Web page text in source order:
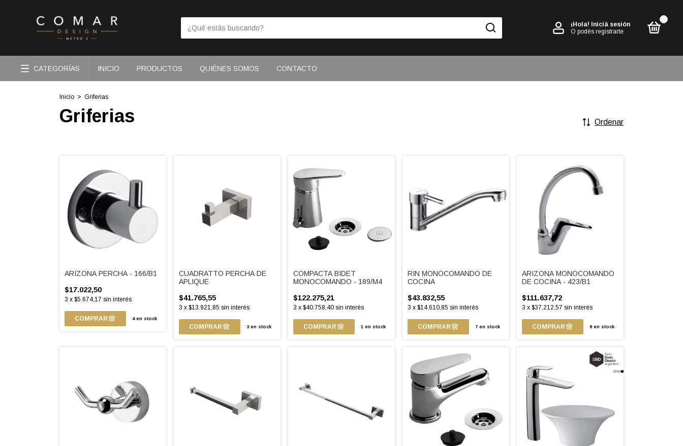
¡Hola!
Iniciá sesión
O podés registrarte
CATEGORÍAS INICIO PRODUCTOS QUIÉNES SOMOS CONTACTO
Inicio > Griferias
Griferias Ordenar
ARIZONA PERCHA - 166/B1
$17.022,50
3 x $5.674,17 sin interés
4en stock
CUADRATTO PERCHA DE
APLIQUE
$41.765,55
3 x $13.921,85 sin interés
3en stock
COMPACTA BIDET
MONOCOMANDO - 189/M4
$122.275,21
3 x $40.758,40 sin interés
1en stock
RIN MONOCOMANDO DE
COCINA
$43.832,55
3 x $14.610,85 sin interés
7en stock
ARIZONA MONOCOMANDO
DE COCINA - 423/B1
$111.637,72
3 x $37.212,57 sin interés
8en stock